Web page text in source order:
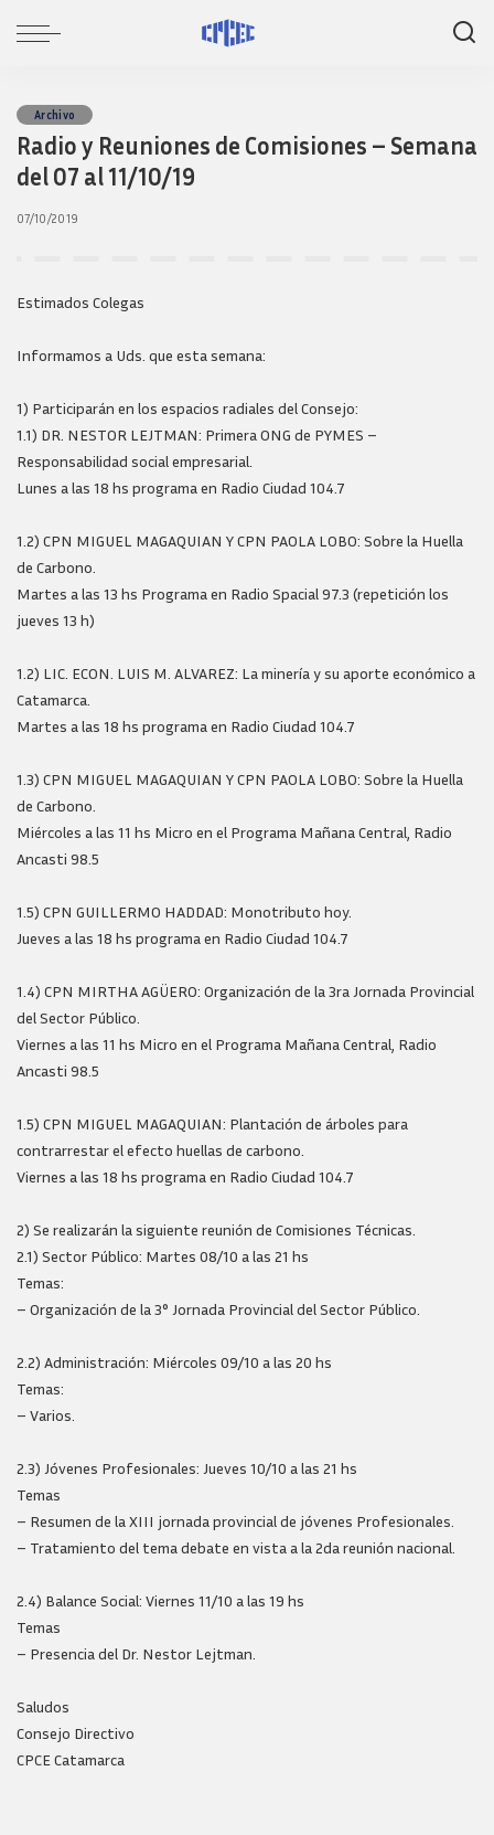
Archivo
Radio y Reuniones de Comisiones – Semana
del 07 al 11/10/19
07/10/2019
Estimados Colegas
Informamos a Uds. que esta semana:
1) Participarán en los espacios radiales del Consejo:
1.1) DR. NESTOR LEJTMAN: Primera ONG de PYMES –
Responsabilidad social empresarial.
Lunes a las 18 hs programa en Radio Ciudad 104.7
1.2) CPN MIGUEL MAGAQUIAN Y CPN PAOLA LOBO: Sobre la Huella
de Carbono.
Martes a las 13 hs Programa en Radio Spacial 97.3 (repetición los
jueves 13 h)
1.2) LIC. ECON. LUIS M. ALVAREZ: La minería y su aporte económico a
Catamarca.
Martes a las 18 hs programa en Radio Ciudad 104.7
1.3) CPN MIGUEL MAGAQUIAN Y CPN PAOLA LOBO: Sobre la Huella
de Carbono.
Miércoles a las 11 hs Micro en el Programa Mañana Central, Radio
Ancasti 98.5
1.5) CPN GUILLERMO HADDAD: Monotributo hoy.
Jueves a las 18 hs programa en Radio Ciudad 104.7
1.4) CPN MIRTHA AGÜERO: Organización de la 3ra Jornada Provincial
del Sector Público.
Viernes a las 11 hs Micro en el Programa Mañana Central, Radio
Ancasti 98.5
1.5) CPN MIGUEL MAGAQUIAN: Plantación de árboles para
contrarrestar el efecto huellas de carbono.
Viernes a las 18 hs programa en Radio Ciudad 104.7
2) Se realizarán la siguiente reunión de Comisiones Técnicas.
2.1) Sector Público: Martes 08/10 a las 21 hs
Temas:
– Organización de la 3° Jornada Provincial del Sector Público.
2.2) Administración: Miércoles 09/10 a las 20 hs
Temas:
– Varios.
2.3) Jóvenes Profesionales: Jueves 10/10 a las 21 hs
Temas
– Resumen de la XIII jornada provincial de jóvenes Profesionales.
– Tratamiento del tema debate en vista a la 2da reunión nacional.
2.4) Balance Social: Viernes 11/10 a las 19 hs
Temas
– Presencia del Dr. Nestor Lejtman.
Saludos
Consejo Directivo
CPCE Catamarca